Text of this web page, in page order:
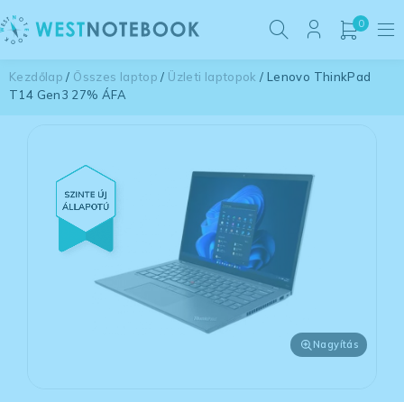
0
Kezdőlap / Összes laptop / Üzleti laptopok / Lenovo ThinkPad
T14 Gen3 27% ÁFA
Nagyítás